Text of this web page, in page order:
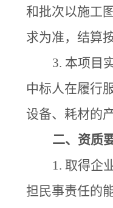
和批次以施工
求为准，结算
3. 本项目
中标人在履行
设备、耗材的
二、 资质
1. 取得企
担民事责任的能